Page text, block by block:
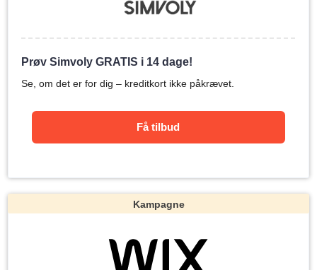
Prøv Simvoly GRATIS i 14 dage!
Se, om det er for dig – kreditkort ikke påkrævet.
Få tilbud
Kampagne